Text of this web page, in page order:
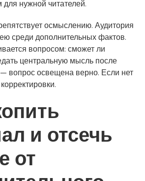
нужной читателей.
осмыслению. Аудитория
среди дополнительных фактов.
вопросом: сможет ли
центральную мысль после
вопрос освещена верно. Если нет
и отсечь
от